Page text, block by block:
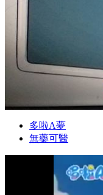
多啦A夢
無藥可醫